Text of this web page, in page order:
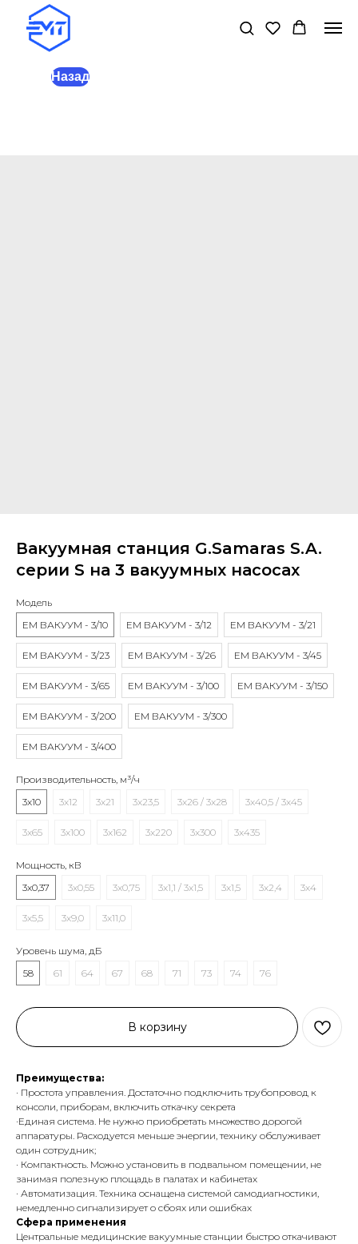
Назад
Вакуумная станция G.Samaras S.A.
серии S на 3 вакуумных насосах
Модель
EM ВАКУУМ - 3/10
EM ВАКУУМ - 3/12 EM ВАКУУМ - 3/21
EM ВАКУУМ - 3/23 EM ВАКУУМ - 3/26 EM ВАКУУМ - 3/45
EM ВАКУУМ - 3/65 EM ВАКУУМ - 3/100 EM ВАКУУМ - 3/150
EM ВАКУУМ - 3/200 EM ВАКУУМ - 3/300
EM ВАКУУМ - 3/400
Производительность, м³/ч
3x10
3x12 3x21 3x23,5 3x26 / 3x28 3x40,5 / 3x45
3x65 3x100 3x162 3x220 3x300 3x435
Мощность, кВ
3x0,37
3x0,55 3x0,75 3x1,1 / 3x1,5 3x1,5 3x2,4 3x4
3x5,5 3x9,0 3x11,0
Уровень шума, дБ
58
61 64 67 68 71 73 74 76
В корзину
Преимущества:
· Простота управления. Достаточно подключить трубопровод к
консоли, приборам, включить откачку секрета
·Единая система. Не нужно приобретать множество дорогой
аппаратуры. Расходуется меньше энергии, технику обслуживает
один сотрудник;
· Компактность. Можно установить в подвальном помещении, не
занимая полезную площадь в палатах и кабинетах
· Автоматизация. Техника оснащена системой самодиагностики,
немедленно сигнализирует о сбоях или ошибках
Сфера применения
Центральные медицинские вакуумные станции быстро откачивают